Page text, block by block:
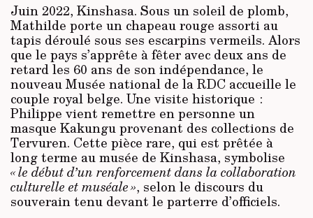
Juin 2022, Kinshasa. Sous un soleil de plomb,
Mathilde porte un chapeau rouge assorti au
tapis déroulé sous ses escarpins vermeils. Alors
que le pays s’apprête à fêter avec deux ans de
retard les 60 ans de son indépendance, le
nouveau Musée national de la RDC accueille le
couple royal belge. Une visite historique :
Philippe vient remettre en personne un
masque Kakungu provenant des collections de
Tervuren. Cette pièce rare, qui est prêtée à
long terme au musée de Kinshasa, symbolise
« le début d’un renforcement dans la collaboration
culturelle et muséale », selon le discours du
souverain tenu devant le parterre d’officiels.